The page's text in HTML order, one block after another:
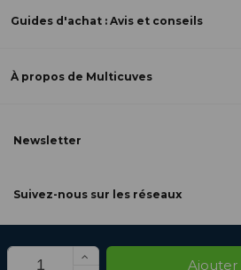
Ajouter
Guides d'achat : Avis et conseils
À propos de Multicuves
Newsletter
Suivez-nous sur les réseaux